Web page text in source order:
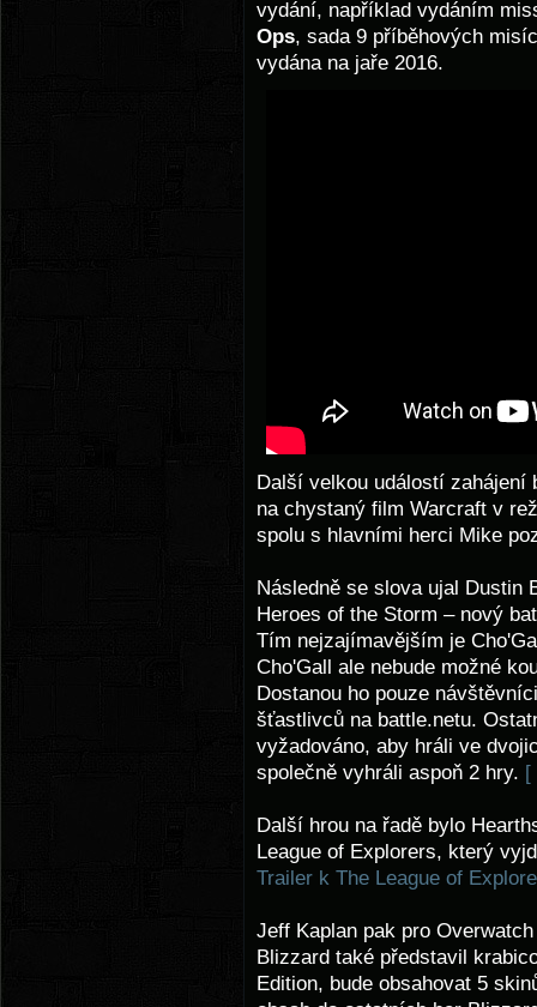
vydání, například vydáním
Ops, sada 9 příběhových
vydána na jaře 2016.
Další velkou událostí
na chystaný film Warcraft v
spolu s hlavními herci Mike
Následně se slova ujal Dustin
Heroes of the Storm – nový
Tím nejzajímavějším je
Cho'Gall ale nebude možné
Dostanou ho pouze
šťastlivců na battle.netu.
vyžadováno, aby hráli ve
společně vyhráli aspoň 2 hry. [
Další hrou na řadě bylo
League of Explorers, který
Trailer k The League of
Jeff Kaplan pak pro
Blizzard také představil
Edition, bude obsahovat 5